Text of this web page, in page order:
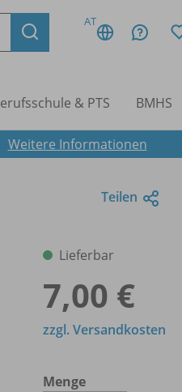
AT
& PTS BMHS
Weitere Informationen
Teilen
Lieferbar
7,00 €
Menge
zzgl. Versandkosten